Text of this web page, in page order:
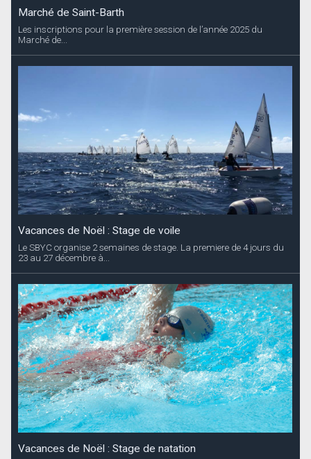
Marché de Saint-Barth
Les inscriptions pour la première session de l’année 2025 du
Marché de...
Vacances de Noël : Stage de voile
Le SBYC organise 2 semaines de stage. La premiere de 4 jours du
23 au 27 décembre à...
Vacances de Noël : Stage de natation